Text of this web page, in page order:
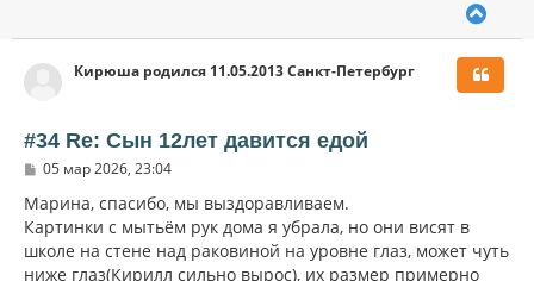
у
ч
Кирюша родился 11.05.2013 Санкт-Петербург
#34 Re: Сын 12лет давится едой
С
о
щ
е
н
05 мар 2026, 23:04
Марина, спасибо, мы выздоравливаем.
Картинки с мытьём рук дома я убрала, но они висят в
школе на стене над раковиной на уровне глаз, может чуть
ниже глаз(Кирилл сильно вырос), их размер примерно